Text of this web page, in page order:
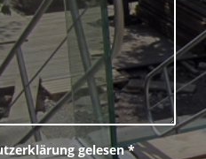
gelesen*